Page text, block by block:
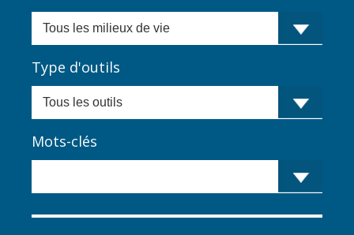
Type d'outils
Mots-clés